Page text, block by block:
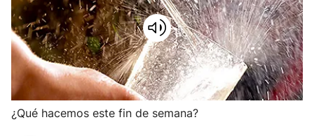
¿Qué hacemos este fin de semana?